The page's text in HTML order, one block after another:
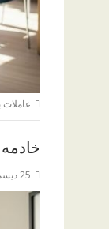
عاملات
خادمه
25 ديسمبر، 2025